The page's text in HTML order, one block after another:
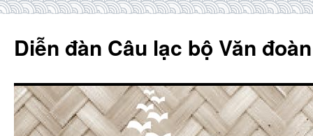
content
Diễn đàn Câu lạc bộ Văn